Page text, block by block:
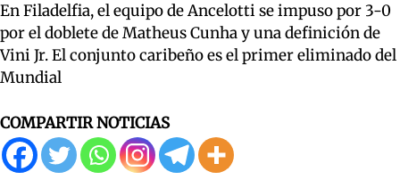
En Filadelfia, el equipo de Ancelotti se impuso por 3-0
por el doblete de Matheus Cunha y una definición de
Vini Jr. El conjunto caribeño es el primer eliminado del
Mundial
COMPARTIR NOTICIAS